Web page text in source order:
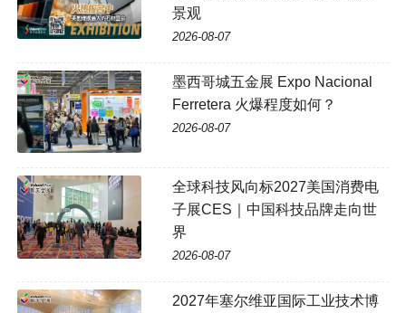
景观
2026-08-07
墨西哥城五金展 Expo Nacional
Ferretera 火爆程度如何？
2026-08-07
全球科技风向标2027美国消费电
子展CES｜中国科技品牌走向世
界
2026-08-07
2027年塞尔维亚国际工业技术博